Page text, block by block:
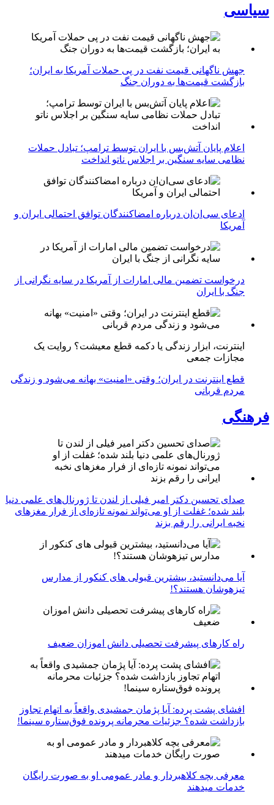
سیاسی
جهش ناگهانی قیمت نفت در پی حملات آمریکا به ایران؛
بازگشت قیمت‌ها به دوران جنگ
اعلام پایان آتش‌بس با ایران توسط ترامپ؛ تبادل حملات
نظامی سایه سنگین بر اجلاس ناتو انداخت
ادعای سی‌ان‌ان درباره امضاکنندگان توافق احتمالی ایران و
آمریکا
درخواست تضمین مالی امارات از آمریکا در سایه نگرانی از
جنگ با ایران
اینترنت، ابزار زندگی یا دکمه قطع معیشت؟ روایت یک
مجازات جمعی
قطع اینترنت در ایران؛ وقتی «امنیت» بهانه می‌شود و زندگی
مردم قربانی
فرهنگی
صدای تحسین دکتر امیر فیلی از لندن تا ژورنال‌های علمی دنیا
بلند شده؛ غفلت از او می‌تواند نمونه تازه‌ای از فرار مغزهای
نخبه ایرانی را رقم بزند
آیا می‌دانستید، بیشترین قبولی های کنکور از مدارس
تیزهوشان هستند؟!
راه کارهای پیشرفت تحصیلی دانش اموزان ضعیف
افشای پشت پرده: آیا پژمان جمشیدی واقعاً به اتهام تجاوز
بازداشت شده؟ جزئیات محرمانه پرونده فوق‌ستاره سینما!
معرفی بچه کلاهبردار و مادر عمومی او به صورت رایگان
خدمات میدهند